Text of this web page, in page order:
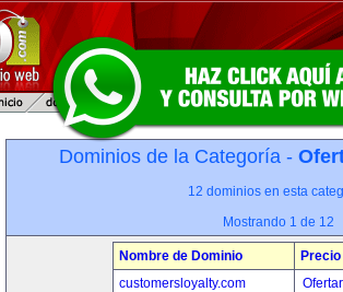
Dominios de la Categoría -
12 dominios en esta
Mostrando 1 de 12
Nombre de Dominio
Precio
customersloyalty.com